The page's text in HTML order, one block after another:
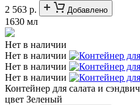
2 563 р.
Добавлено
1630 мл
Нет в наличии
Нет в наличии
Нет в наличии
Нет в наличии
Контейнер для салата и
цвет Зеленый